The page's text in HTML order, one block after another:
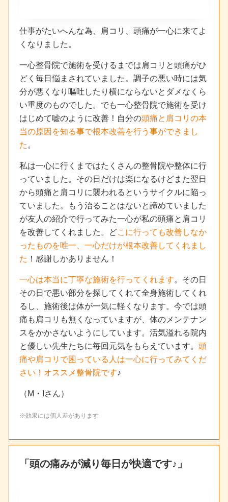
仕事がたいへんな為、肩コリ、頭痛が一心に来てよ
くなりました。
一心整骨院で施術を受けるまでは肩コリと頭痛がひ
どく毎日悩まされていました。調子の悪い時には気
分が悪くなり嘔吐したり横にならないとダメなくら
い重度のものでした。でも一心整骨院で施術を受け
はじめて嘘のように改善！自分の頭痛と肩コリの本
当の原因を知る事で根本改善を行う事ができまし
た 。
私は一心に行くまではたくさんの整骨院や整体に行
っていました。その日だけは楽になるけどまた翌日
から頭痛と肩コリに襲われるというサイクルに陥っ
ていました。もう治ることはないと諦めていました
が友人の紹介で行ってみた一心が私の頭痛と肩コリ
を改善してくれました。どこに行っても改善しなか
ったものを唯一、一心だけが根本改善してくれまし
た ！感謝しかありません！
一心は本当に丁寧な施術を行ってくれます。その日
その日で悪い部分を探してくれて全身施術してくれ
るし、施術後は体が一気に軽くなります。今では頭
痛も肩コリも無くなっていますが、体のメンテナン
スをかかさないようにしています。活気溢れる院内
と優しい先生たちに毎回元気をもらえています。 頭
痛や肩コリで困っている人は一心に行ってみてくだ
さい！オススメ整骨院です♪
（M・Iさん）
※効果には個人差があります
「頭の痛みが減り毎日が快適です♪」